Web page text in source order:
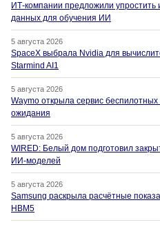
ИТ-компании предложили упростить
данных для обучения ИИ
5 августа 2026
SpaceX выбрала Nvidia для
Starmind AI1
5 августа 2026
Waymo открыла сервис беспилотных
ожидания
5 августа 2026
WIRED: Белый дом подготовил
ИИ-моделей
5 августа 2026
Samsung раскрыла расчётные
HBM5